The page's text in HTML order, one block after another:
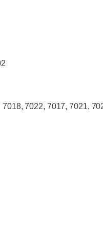
7022, 7017, 7021,